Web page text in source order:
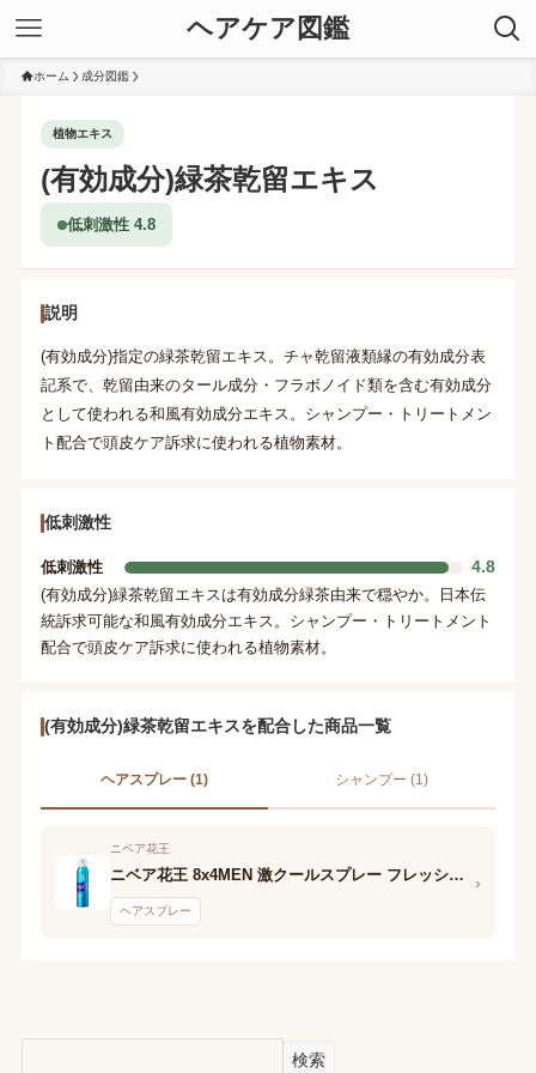
ヘアケア図鑑
ホーム 成分図鑑
植物エキス
(有効成分)緑茶乾留エキス
低刺激性 4.8
説明
(有効成分)指定の緑茶乾留エキス。チャ乾留液類縁の有効成分表
記系で、乾留由来のタール成分・フラボノイド類を含む有効成分
として使われる和風有効成分エキス。シャンプー・トリートメン
ト配合で頭皮ケア訴求に使われる植物素材。
低刺激性
低刺激性 4.8
(有効成分)緑茶乾留エキスは有効成分緑茶由来で穏やか。日本伝
統訴求可能な和風有効成分エキス。シャンプー・トリートメント
配合で頭皮ケア訴求に使われる植物素材。
(有効成分)緑茶乾留エキスを配合した商品一覧
ヘアスプレー (1) シャンプー (1)
ニベア花王
ニベア花王 8x4MEN 激クールスプレー フレッシュソープ
ヘアスプレー
›
検索